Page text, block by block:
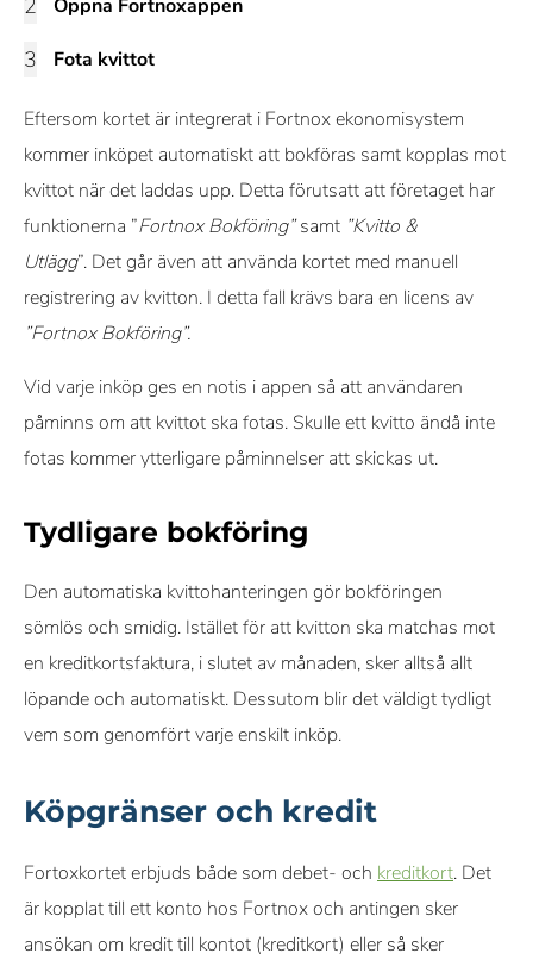
Öppna Fortnoxappen
Fota kvittot
Eftersom kortet är integrerat i Fortnox ekonomisystem
kommer inköpet automatiskt att bokföras samt kopplas mot
kvittot när det laddas upp. Detta förutsatt att företaget har
funktionerna ”Fortnox Bokföring”samt ”Kvitto &
Utlägg”. Det går även att använda kortet med manuell
registrering av kvitton. I detta fall krävs bara en licens av
”Fortnox Bokföring”.
Vid varje inköp ges en notis i appen så att användaren
påminns om att kvittot ska fotas. Skulle ett kvitto ändå inte
fotas kommer ytterligare påminnelser att skickas ut.
Tydligare bokföring
Den automatiska kvittohanteringen gör bokföringen
sömlös och smidig. Istället för att kvitton ska matchas mot
en kreditkortsfaktura, i slutet av månaden, sker alltså allt
löpande och automatiskt. Dessutom blir det väldigt tydligt
vem som genomfört varje enskilt inköp.
Köpgränser och kredit
Fortoxkortet erbjuds både som debet- och kreditkort. Det
är kopplat till ett konto hos Fortnox och antingen sker
ansökan om kredit till kontot (kreditkort) eller så sker